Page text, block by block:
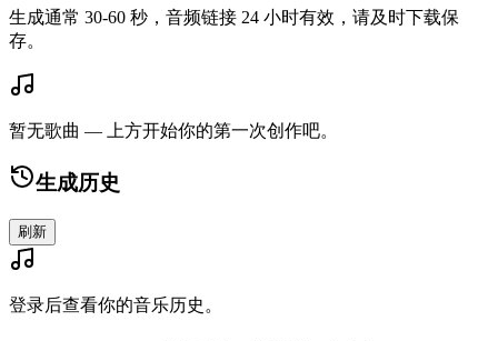
生成通常 30-60 秒，音频链接 24 小时有效，请及时下载保
存。
暂无歌曲 — 上方开始你的第一次创作吧。
生成历史
刷新
登录后查看你的音乐历史。